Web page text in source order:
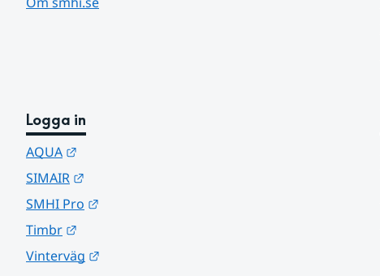
Logga in
AQUA
SIMAIR
SMHI Pro
Timbr
Vinterväg